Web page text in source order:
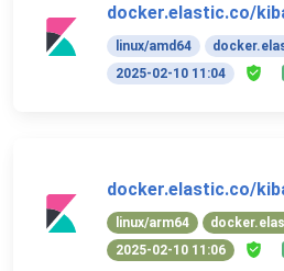
docker.elastic.co/
linux/amd64
2025-02-10 11:04
docker.elastic.co/
linux/arm64
2025-02-10 11:06